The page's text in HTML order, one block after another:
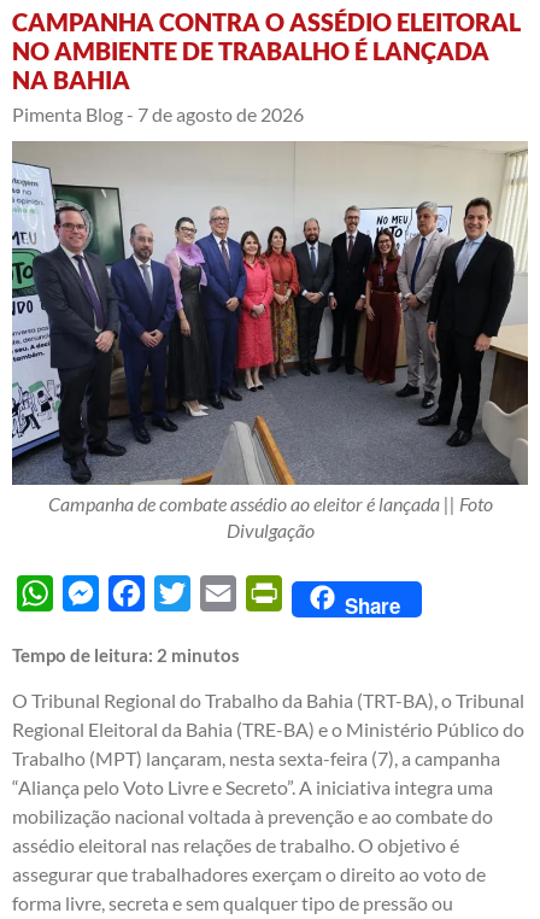
CAMPANHA CONTRA O ASSÉDIO ELEITORAL
NO AMBIENTE DE TRABALHO É LANÇADA
NA BAHIA
Pimenta Blog - 7 de agosto de 2026
Campanha de combate assédio ao eleitor é lançada || Foto
Divulgação
WhatsAppMessengerFacebook
Twitter Email PrintFriendly
Share
Tempo de leitura: 2 minutos
O Tribunal Regional do Trabalho da Bahia (TRT-BA), o Tribunal
Regional Eleitoral da Bahia (TRE-BA) e o Ministério Público do
Trabalho (MPT) lançaram, nesta sexta-feira (7), a campanha
“Aliança pelo Voto Livre e Secreto”. A iniciativa integra uma
mobilização nacional voltada à prevenção e ao combate do
assédio eleitoral nas relações de trabalho. O objetivo é
assegurar que trabalhadores exerçam o direito ao voto de
forma livre, secreta e sem qualquer tipo de pressão ou